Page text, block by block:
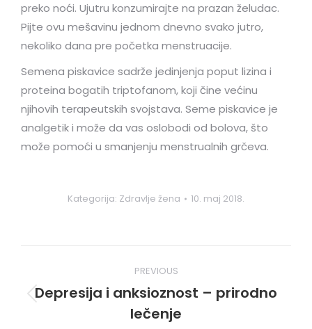
preko noći. Ujutru konzumirajte na prazan želudac.
Pijte ovu mešavinu jednom dnevno svako jutro,
nekoliko dana pre početka menstruacije.
Semena piskavice sadrže jedinjenja poput lizina i
proteina bogatih triptofanom, koji čine većinu
njihovih terapeutskih svojstava. Seme piskavice je
analgetik i može da vas oslobodi od bolova, što
može pomoći u smanjenju menstrualnih grčeva.
Kategorija: Zdravlje žena 10. maj 2018.
navigation
PREVIOUS
Previous
post:
Depresija i anksioznost – prirodno
lečenje